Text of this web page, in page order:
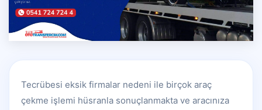
Tecrübesi eksik firmalar nedeni ile birçok araç
çekme işlemi hüsranla sonuçlanmakta ve aracınıza